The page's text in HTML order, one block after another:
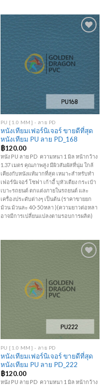
Wishlist
PU [1.0 MM] - ลาย PD
หนังเทียมเฟอร์นิเจอร์ ขายดีที่สุด
หนังเทียม PU ลาย PD_168
฿120.00
หนัง PU ลาย PD ความหนา 1 มิล หน้ากว้าง
1.37 เมตร คุณภาพสูง มีผิวสัมผัสที่นุ่ม ใกล้
เคียงกับหนังแท้มากที่สุด เหมาะสำหรับทำ
เฟอร์นิเจอร์ โซฟา เก้าอี้ บุหัวเตียง กระเป๋า
เบาะรถยนต์ ตกแต่งภายในรถยนต์ และ
เครื่องประดับต่างๆ เป็นต้น (ราคาขายยก
ม้วน ม้วนละ 40-50 หลา )(ความยาวต่อหลา
อาจมีการเปลี่ยนแปลงตามรอบการผลิต)
Wishlist
PU [1.0 MM] - ลาย PD
หนังเทียมเฟอร์นิเจอร์ ขายดีที่สุด
หนังเทียม PU ลาย PD_222
฿120.00
หนัง PU ลาย PD ความหนา 1 มิล หน้ากว้าง